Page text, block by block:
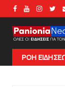
ΡΟΗ
εκπομπή την